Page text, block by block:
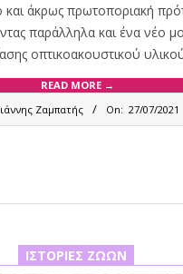
και άκρως πρωτοποριακή
παράλληλα και ένα νέο
οπτικοακουστικού
READ MORE →
Ζαμπατής On: 27/07/2021
ΙΣΤΟΡΊΕΣ ΖΏΩΝ